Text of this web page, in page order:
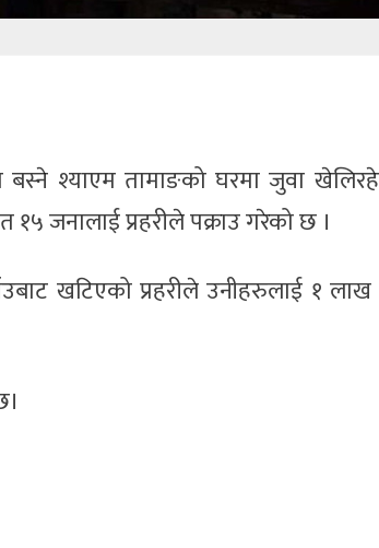
बस्ने श्याएम तामाङको घरमा जुवा
१५ जनालाई प्रहरीले पक्राउ गरेको छ ।
खटिएको प्रहरीले उनीहरुलाई १